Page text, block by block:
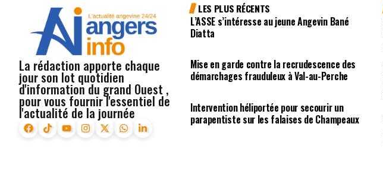
La rédaction apporte chaque
jour son lot quotidien
d'information du grand Ouest ,
pour vous fournir l'essentiel de
l'actualité de la journée
LES PLUS RÉCENTS
L’ASSE s’intéresse au jeune Angevin Bané
Diatta
Mise en garde contre la recrudescence des
démarchages frauduleux à Val-au-Perche
Intervention héliportée pour secourir un
parapentiste sur les falaises de Champeaux